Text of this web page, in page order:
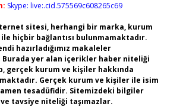
Skype: live:.cid.575569c608265c69
sitesi, herhangi bir marka, kurum
hiçbir bağlantısı bulunmamaktadır.
hazırladığımız makaleler
Burada yer alan içerikler haber niteliği
gerçek kurum ve kişiler hakkında
Gerçek kurum ve kişiler ile isim
tesadüfidir. Sitemizdeki bilgiler
tavsiye niteliği taşımazlar.